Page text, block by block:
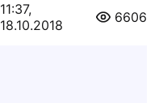
11:37,
18.10.2018
6606